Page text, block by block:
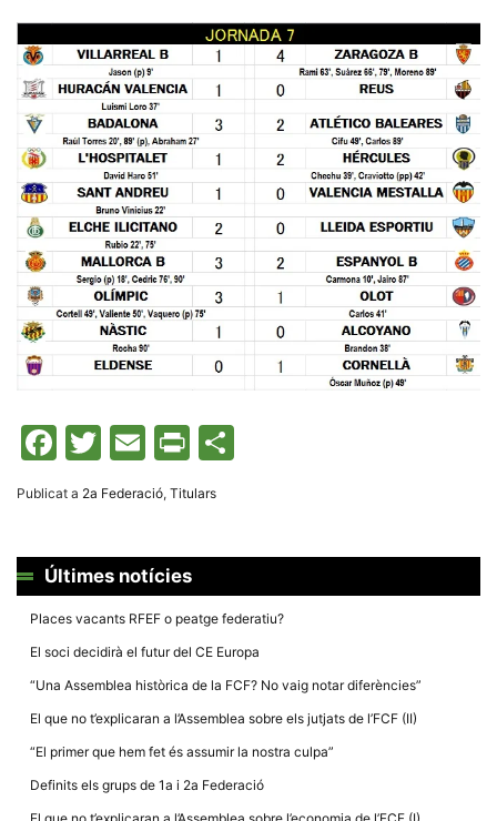
Facebook
Twitter
Email
Print
Publicat a 2a Federació, Titulars
Últimes notícies
Places vacants RFEF o peatge federatiu?
El soci decidirà el futur del CE Europa
“Una Assemblea històrica de la FCF? No vaig notar diferències”
El que no t’explicaran a l’Assemblea sobre els jutjats de l’FCF (II)
“El primer que hem fet és assumir la nostra culpa”
Definits els grups de 1a i 2a Federació
només
anuncis,
ofertes i
contingut
personalitzat.